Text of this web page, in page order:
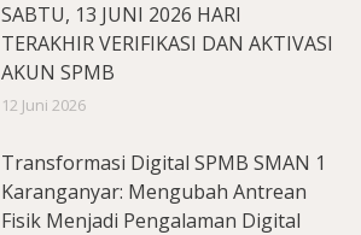
SABTU, 13 JUNI 2026 HARI
TERAKHIR VERIFIKASI DAN AKTIVASI
AKUN SPMB
12 Juni 2026
Transformasi Digital SPMB SMAN 1
Karanganyar: Mengubah Antrean
Fisik Menjadi Pengalaman Digital